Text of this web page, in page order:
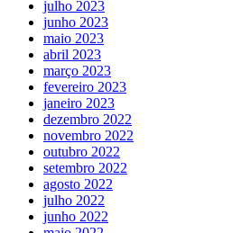
julho 2023
junho 2023
maio 2023
abril 2023
março 2023
fevereiro 2023
janeiro 2023
dezembro 2022
novembro 2022
outubro 2022
setembro 2022
agosto 2022
julho 2022
junho 2022